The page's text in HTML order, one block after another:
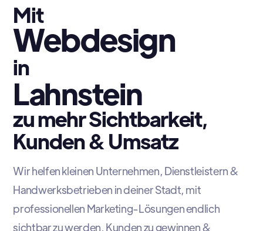
Mit
Webdesign
in
Lahnstein
zu mehr Sichtbarkeit,
Kunden & Umsatz
Wir helfen kleinen Unternehmen, Dienstleistern &
Handwerksbetrieben in deiner Stadt, mit
professionellen Marketing-Lösungen endlich
sichtbar zu werden, Kunden zu gewinnen &